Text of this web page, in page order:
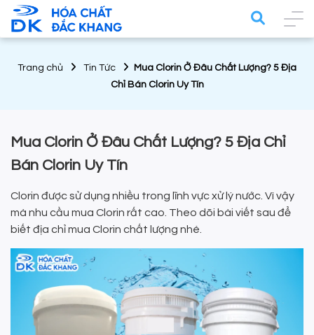
Trang chủ Tin Tức
Mua Clorin Ở Đâu Chất Lượng? 5 Địa
Chỉ Bán Clorin Uy Tín
Mua Clorin Ở Đâu Chất Lượng? 5 Địa Chỉ
Bán Clorin Uy Tín
Clorin được sử dụng nhiều trong lĩnh vực xử lý nước. Vì vậy
mà nhu cầu mua Clorin rất cao. Theo dõi bài viết sau để
biết địa chỉ mua Clorin chất lượng nhé.